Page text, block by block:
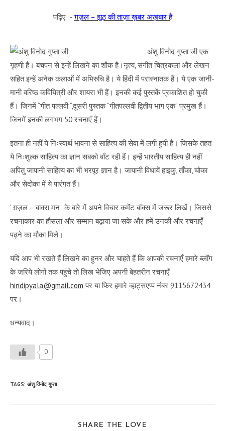
पढ़िए :-ग़ज़ल – झूठ की ताज़ा ख़बर अख़बार है
अंशु विनोद गुप्ता जी एक
गृहणी हैं। बचपन से इन्हें लिखने का शौक है।नृत्य, संगीत चित्रकला और लेखन
सहित इन्हें अनेक कलाओं में अभिरुचि है। ये हिंदी में परास्नातक हैं। ये एक जानी-
मानी वरिष्ठ कवियित्री और शायरा भी हैं। इनकी कई पुस्तकें प्रकाशित हो चुकी
हैं। जिनमें “गीत पल्लवी “,दूसरी पुस्तक “गीतपल्लवी द्वितीय भाग एक” प्रमुख हैं।
जिनमें इनकी लगभग 50 रचनाएँ हैं।
इतना ही नहीं ये निःस्वार्थ भावना से साहित्य की सेवा में लगी हुयी हैं। जिसके तहत
ये निःशुल्क साहित्य का ज्ञान सबको बाँट रही हैं। इन्हें भारतीय साहित्य ही नहीं
अपितु जापानी साहित्य का भी भरपूर ज्ञान है। जापानी विधायें हाइकु, ताँका, चोका
और सेदोका में ये पारंगत हैं।
‘ ग़ज़ल – बावरा मन ‘ के बारे में अपने विचार कमेंट बॉक्स में जरूर लिखें। जिससे
रचनाकार का हौसला और सम्मान बढ़ाया जा सके और हमें उनकी और रचनाएँ
पढ़ने का मौका मिले।
यदि आप भी रखते हैं लिखने का हुनर और चाहते हैं कि आपकी रचनाएँ हमारे ब्लॉग
के जरिये लोगों तक पहुंचे तो लिख भेजिए अपनी बेहतरीन रचनाएँ
hindipyala@gmail.com पर या फिर हमारे व्हाट्सएप्प नंबर 9115672434
पर।
धन्यवाद।
0
TAGS: अंशु विनोद गुप्ता
SHARE THE LOVE